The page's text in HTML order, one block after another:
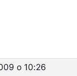
o 10:26